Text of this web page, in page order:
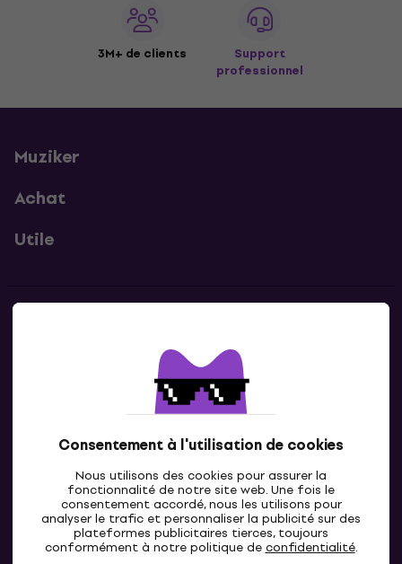
Consentement à l'utilisation de cookies
Nous utilisons des cookies pour assurer la
fonctionnalité de notre site web. Une fois le
consentement accordé, nous les utilisons pour
analyser le trafic et personnaliser la publicité sur des
plateformes publicitaires tierces, toujours
conformément à notre politique deconfidentialité.
3M+ de clients
Support
professionnel
Muziker
Achat
Utile
Contacte nous
LU